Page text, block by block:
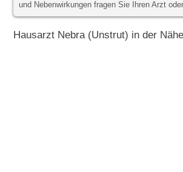
und Nebenwirkungen fragen Sie Ihren Arzt
Hausarzt Nebra (Unstrut) in der Nähe